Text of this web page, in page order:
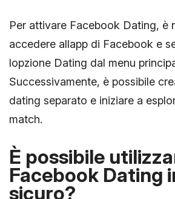
Per attivare Facebook Dating, è
accedere allapp di Facebook e
lopzione Dating dal menu
Successivamente, è possibile
dating separato e iniziare a
match.
È possibile
Facebook Dating
sicuro?